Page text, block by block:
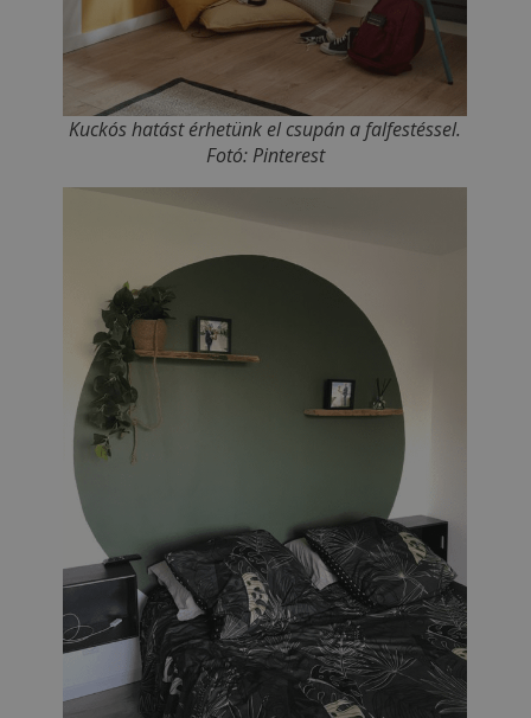
Kuckós hatást érhetünk el csupán a falfestéssel.
Fotó: Pinterest